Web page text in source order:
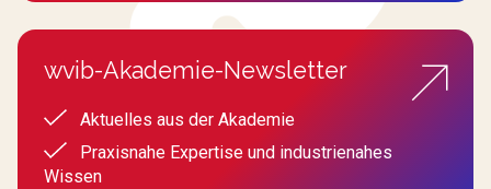
wvib-Akademie-Newsletter
Aktuelles aus der Akademie
Praxisnahe Expertise und industrienahes
Wissen